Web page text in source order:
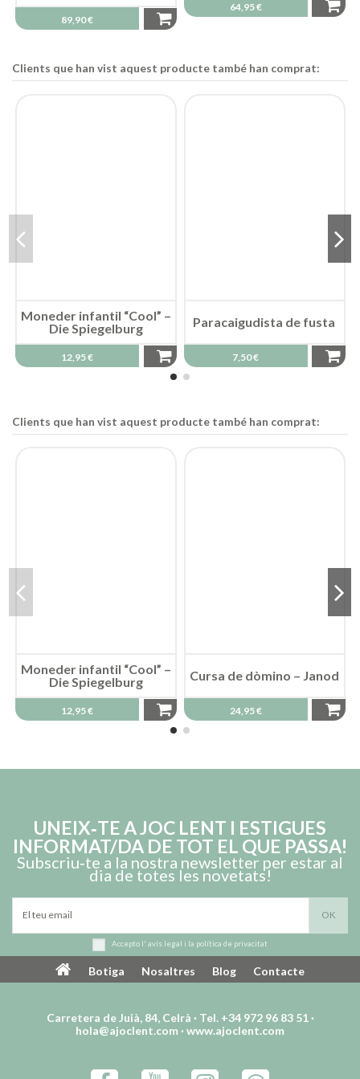
89,90 €
64,95 €
Clients que han vist aquest producte també han comprat:
Paracaigudista de fusta
7,50 €
Clients que han vist aquest producte també han comprat:
Cursa de dòmino – Janod
24,95 €
UNEIX‑TE A JOC LENT I ESTIGUES
INFORMAT/DA DE TOT EL QUE PASSA!
Subscriu‑te a la nostra newsletter per estar al
dia de totes les novetats!
Accepto l' avís legal i la política de privacitat
Botiga Nosaltres Blog Contacte
Carretera de Juià, 84, Celrà · Tel. +34 972 96 83 51 ·
hola@ajoclent.com ·www.ajoclent.com